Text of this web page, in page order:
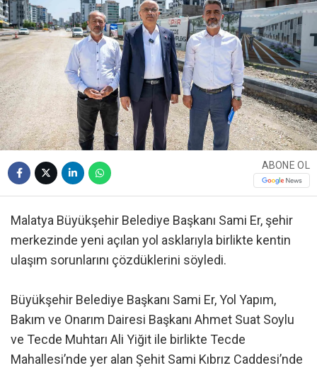
ABONE OL
Malatya Büyükşehir Belediye Başkanı Sami Er, şehir
merkezinde yeni açılan yol asklarıyla birlikte kentin
ulaşım sorunlarını çözdüklerini söyledi.
Büyükşehir Belediye Başkanı Sami Er, Yol Yapım,
Bakım ve Onarım Dairesi Başkanı Ahmet Suat Soylu
ve Tecde Muhtarı Ali Yiğit ile birlikte Tecde
Mahallesi’nde yer alan Şehit Sami Kıbrız Caddesi’nde